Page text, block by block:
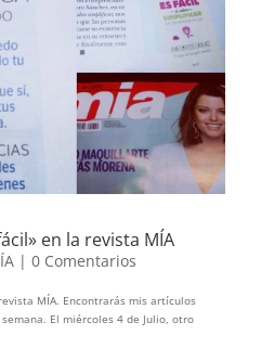
en la revista MÍA
| 0 Comentarios
MÍA. Encontrarás mis artículos
El miércoles 4 de Julio, otro